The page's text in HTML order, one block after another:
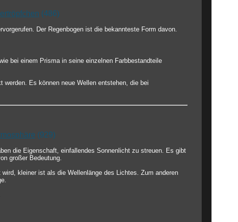
(486)
Der Regenbogen ist die bekannteste Form davon.
bei einem Prisma in seine einzelnen Farbbestandteile
Es können neue Wellen entstehen, die bei
(929)
die Eigenschaft, einfallendes Sonnenlicht zu streuen. Es gibt
großer Bedeutung.
kleiner ist als die Wellenlänge des Lichtes. Zum anderen